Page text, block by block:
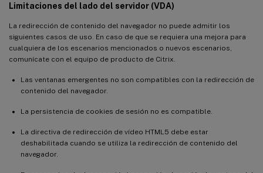
Limitaciones del lado del servidor (VDA)
La redirección de contenido del navegador no puede admitir los
siguientes casos de uso. En caso de que se requiera una mejora para
cualquiera de los escenarios mencionados o nuevos escenarios,
comunícate con el equipo de producto de Citrix.
Las ventanas emergentes no son compatibles con la redirección de
contenido del navegador.
La persistencia de cookies de sesión no es compatible.
La directiva de redirección de vídeo HTML5 debe estar
deshabilitada cuando se utiliza la redirección de contenido del
navegador.